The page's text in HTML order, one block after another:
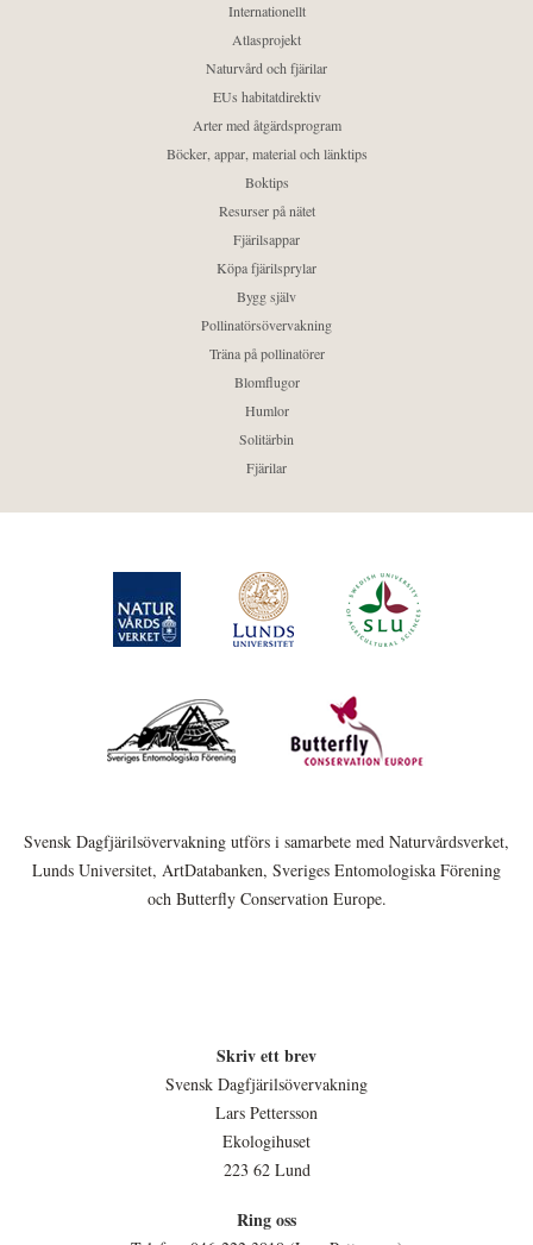
Internationellt
Atlasprojekt
Naturvård och fjärilar
EUs habitatdirektiv
Arter med åtgärdsprogram
Böcker, appar, material och länktips
Boktips
Resurser på nätet
Fjärilsappar
Köpa fjärilsprylar
Bygg själv
Pollinatörsövervakning
Träna på pollinatörer
Blomflugor
Humlor
Solitärbin
Fjärilar
Svensk Dagfjärilsövervakning utförs i samarbete med Naturvårdsverket,
Lunds Universitet, ArtDatabanken, Sveriges Entomologiska Förening
och Butterfly Conservation Europe.
Skriv ett brev
Svensk Dagfjärilsövervakning
Lars Pettersson
Ekologihuset
223 62 Lund
Ring oss